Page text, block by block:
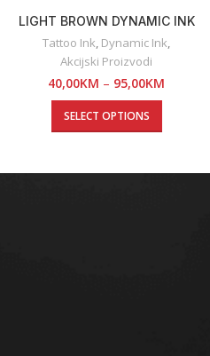
LIGHT BROWN DYNAMIC INK
Tattoo Ink, Dynamic Ink,
Akcijski Proizvodi
40,00KM – 95,00KM
SELECT OPTIONS